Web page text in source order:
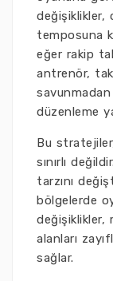
değişiklikler,
temposuna
eğer rakip
antrenör,
savunmadan
düzenleme
Bu
sınırlı
tarzını
bölgelerde
değişiklikler,
alanları
sağlar.